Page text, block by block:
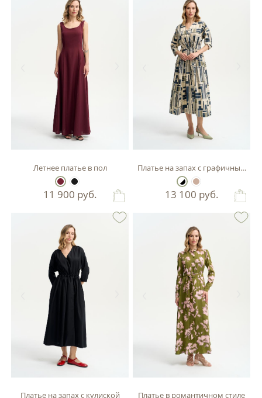
Летнее платье в пол
11 900 руб.
Платье на запах с графичным
13 100 руб.
Платье на запах с кулиской Платье в романтичном стиле